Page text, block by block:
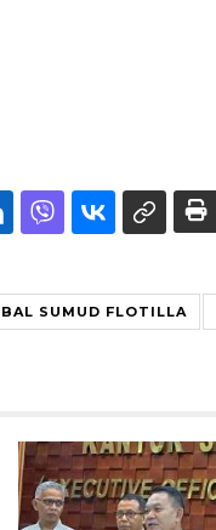
SUMUD FLOTILLA